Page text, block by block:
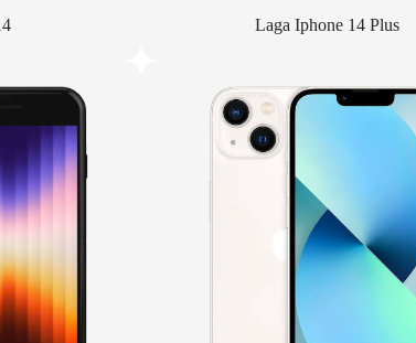
Laga Iphone 14 Plus